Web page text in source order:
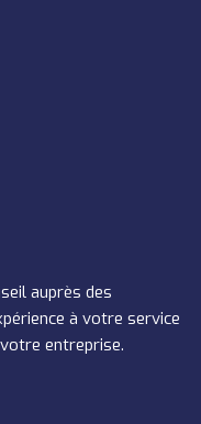
auprès des
à votre service
entreprise.